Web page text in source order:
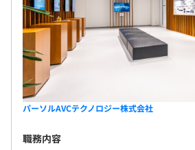
パーソルAVCテクノロジー株式会社
職務内容